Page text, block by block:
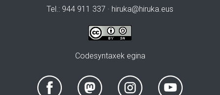
Tel.: 944 911 337 · hiruka@hiruka.eus
Codesyntaxek egina